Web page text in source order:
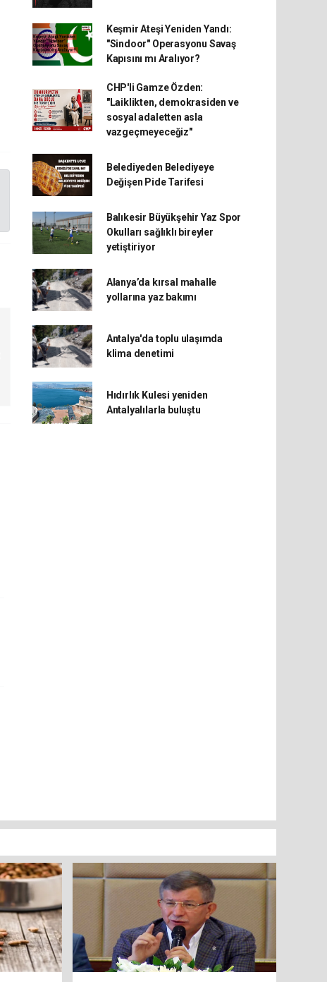
Keşmir Ateşi Yeniden Yandı:
"Sindoor" Operasyonu Savaş
Kapısını mı Aralıyor?
CHP'li Gamze Özden:
"Laiklikten, demokrasiden ve
sosyal adaletten asla
vazgeçmeyeceğiz"
Belediyeden Belediyeye
Değişen Pide Tarifesi
Balıkesir Büyükşehir Yaz Spor
Okulları sağlıklı bireyler
yetiştiriyor
Alanya’da kırsal mahalle
yollarına yaz bakımı
Antalya'da toplu ulaşımda
klima denetimi
Hıdırlık Kulesi yeniden
Antalyalılarla buluştu